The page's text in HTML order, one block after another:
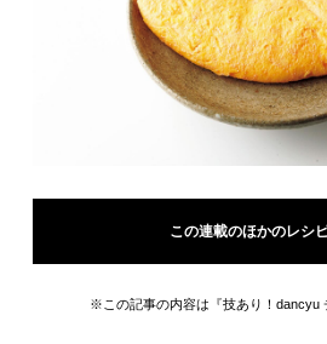
この連載のほかのレシ
※この記事の内容は『技あり！dancyu